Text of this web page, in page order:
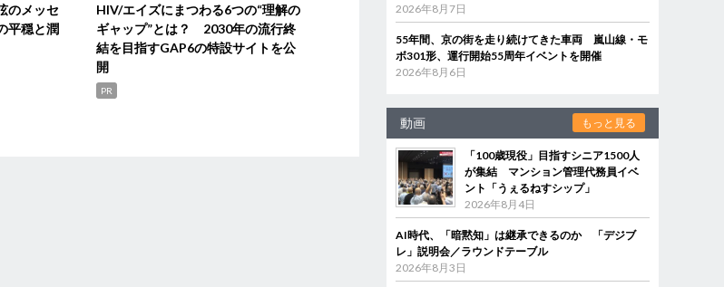
のメッセ
平穏と潤
HIV/エイズにまつわる6つの“理解の
ギャップ”とは？ 2030年の流行終
結を目指すGAP6の特設サイトを公
開
PR
2026年8月7日
55年間、京の街を走り続けてきた車両 嵐山線・モ
ボ301形、運行開始55周年イベントを開催
2026年8月6日
動画 もっと見る
「100歳現役」目指すシニア1500人
が集結 マンション管理代務員イベ
ント「うぇるねすシップ」
2026年8月4日
AI時代、「暗黙知」は継承できるのか 「デジブ
レ」説明会／ラウンドテーブル
2026年8月3日